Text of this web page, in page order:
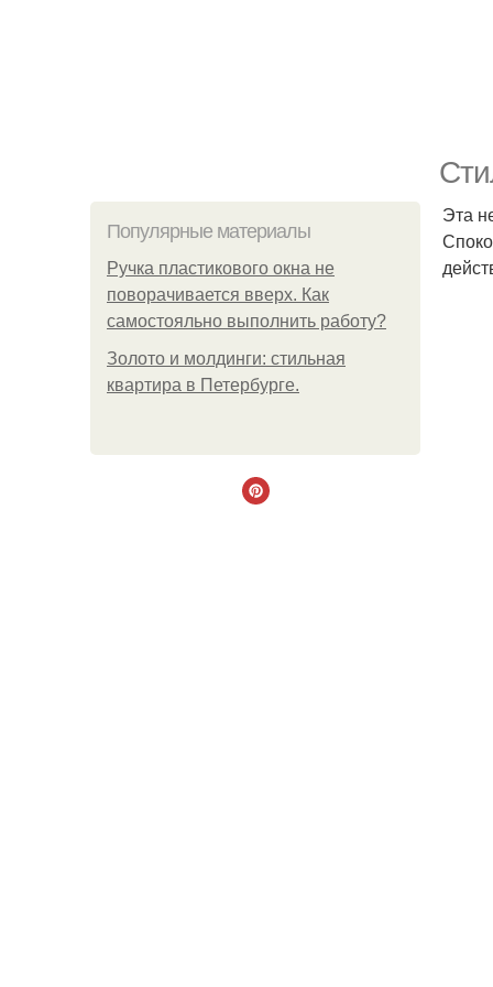
Популярные материалы
Ручка пластикового окна не
поворачивается вверх. Как
самостояльно выполнить работу?
Золото и молдинги: стильная
квартира в Петербурге.
Эта